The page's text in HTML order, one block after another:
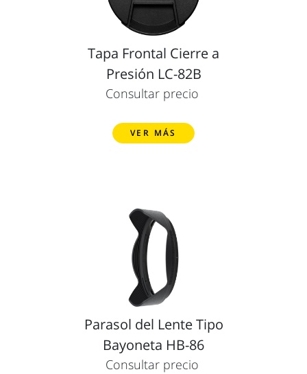
Tapa Frontal Cierre a
Presión LC-82B
Consultar precio
VER MÁS
Parasol del Lente Tipo
Bayoneta HB-86
Consultar precio